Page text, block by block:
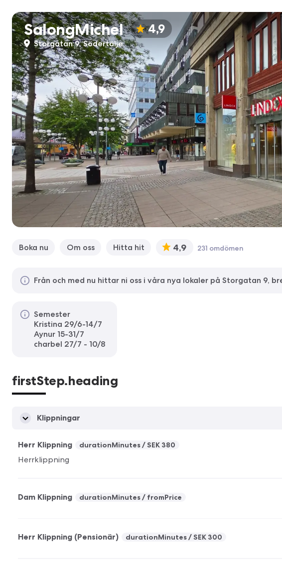
SalongMichel 4,9
Storgatan 9, Södertälje
Boka nu Om oss Hitta hit 4,9 231 omdömen
Från och med nu hittar ni oss i våra nya lokaler på Storgatan 9,
Semester
Kristina 29/6-14/7
Aynur 15-31/7
charbel 27/7 - 10/8
firstStep.heading
Klippningar
Herr Klippning durationMinutes SEK 380
Herrklippning
Dam Klippning durationMinutes fromPrice
Herr Klippning (Pensionär) durationMinutes SEK 300